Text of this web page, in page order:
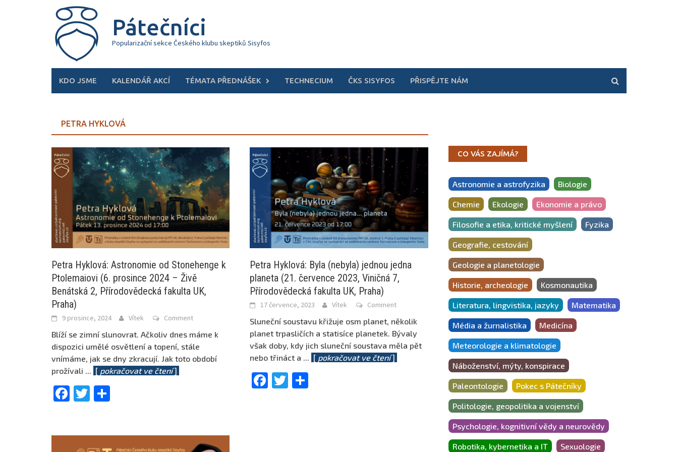
Pátečníci
Popularizační sekce Českého klubu skeptiků Sisyfos
KDO JSME KALENDÁŘ AKCÍ TÉMATA PŘEDNÁŠEK TECHNECIUM ČKS SISYFOS PŘISPĚJTE NÁM
PETRA HYKLOVÁ
Petra Hyklová: Astronomie od Stonehenge k
Ptolemaiovi (6. prosince 2024 – Živě
Benátská 2, Přírodovědecká fakulta UK,
Praha)
9 prosince, 2024 Vítek Comment
Blíží se zimní slunovrat. Ačkoliv dnes máme k
dispozici umělé osvětlení a topení, stále
vnímáme, jak se dny zkracují. Jak toto období
prožívali ... [ pokračovat ve čtení]
Facebook
Twitter
Petra Hyklová: Byla (nebyla) jednou jedna
planeta (21. července 2023, Viničná 7,
Přírodovědecká fakulta UK, Praha)
17 července, 2023 Vítek Comment
Sluneční soustavu křižuje osm planet, několik
planet trpasličích a statisíce planetek. Bývaly
však doby, kdy jich sluneční soustava měla pět
nebo třináct a ... [ pokračovat ve čtení]
Facebook
Twitter
CO VÁS ZAJÍMÁ?
Astronomie a astrofyzika Biologie
Chemie Ekologie Ekonomie a právo
Filosofie a etika, kritické myšlení Fyzika
Geografie, cestování
Geologie a planetologie
Historie, archeologie Kosmonautika
Literatura, lingvistika, jazyky Matematika
Média a žurnalistika Medicína
Meteorologie a klimatologie
Náboženství, mýty, konspirace
Paleontologie Pokec s Pátečníky
Politologie, geopolitika a vojenství
Psychologie, kognitivní vědy a neurovědy
Robotika, kybernetika a IT Sexuologie